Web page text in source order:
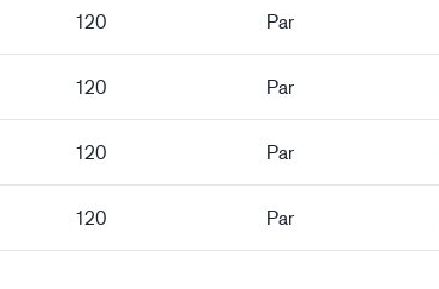
120 Par
120 Par
120 Par
120 Par